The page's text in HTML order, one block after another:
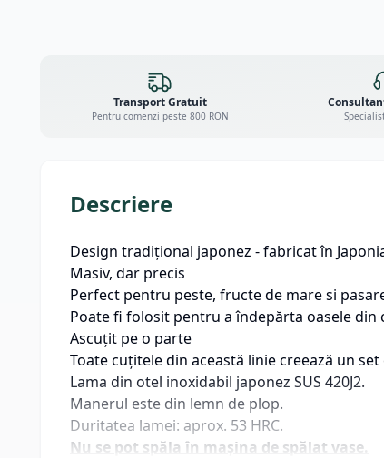
Transport Gratuit
Pentru comenzi peste 800 RON
Descriere
Design tradițional japonez - fabricat în
Masiv, dar precis
Perfect pentru peste, fructe de mare si
Poate fi folosit pentru a îndepărta oasele din
Ascuțit pe o parte
Toate cuțitele din această linie creează un
Lama din otel inoxidabil japonez SUS 420J2.
Manerul este din lemn de plop.
Duritatea lamei: aprox. 53 HRC.
Nu se pot spăla în mașina de spălat vase.